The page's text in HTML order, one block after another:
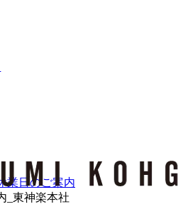
業日のご案内
_東神楽本社